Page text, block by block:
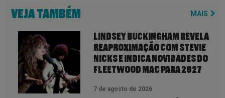
VEJA TAMBÉM MAIS
LINDSEY BUCKINGHAM REVELA
REAPROXIMAÇÃO COM STEVIE
NICKS E INDICA NOVIDADES DO
FLEETWOOD MAC PARA 2027
7 de agosto de 2026